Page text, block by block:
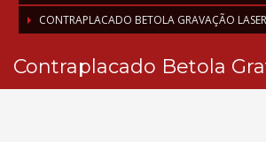
CONTRAPLACADO BETOLA GRAVAÇÃO LASER
Contraplacado Betola